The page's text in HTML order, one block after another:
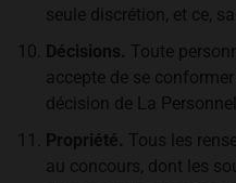
seule discrétion, et ce,
Décisions. Toute
accepte de se
décision de La
Propriété. Tous les
au concours, dont les